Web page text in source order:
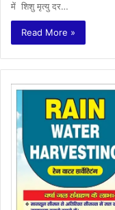
में शिशु मृत्यु दर…
Read More »